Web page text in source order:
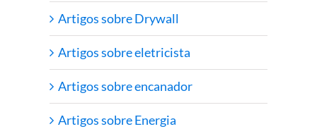
Artigos sobre Drywall
Artigos sobre eletricista
Artigos sobre encanador
Artigos sobre Energia